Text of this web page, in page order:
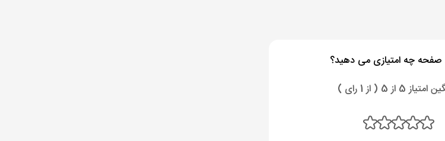
صفحه چه امتیازی می دهید؟
5 از 5 ( از 1 رای )